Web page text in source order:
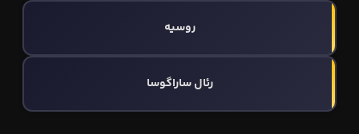
روسیه
رئال ساراگوسا